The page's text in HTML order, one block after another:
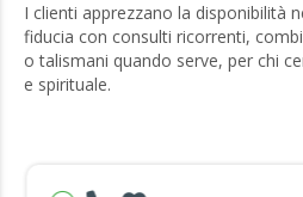
I clienti apprezzano la disponibilità
fiducia con consulti ricorrenti,
o talismani quando serve, per chi
e spirituale.